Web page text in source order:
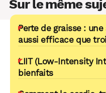
Sur le même
Perte de graisse :
aussi efficace que
LIIT (Low-Intensity
bienfaits